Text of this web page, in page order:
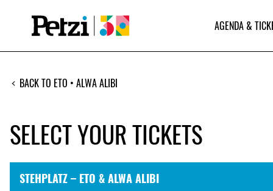
AGENDA &
BACK TO ETO • ALWA ALIBI
SELECT YOUR TICKETS
STEHPLATZ – ETO & ALWA ALIBI